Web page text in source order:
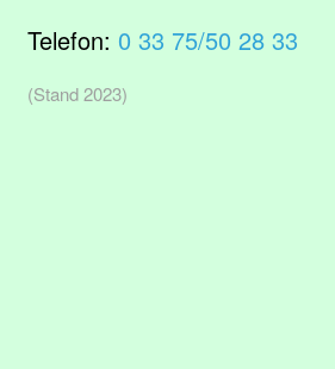
Telefon: 0 33 75/50 28 33
(Stand 2023)